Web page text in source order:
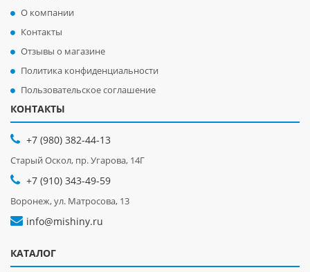
О компании
Контакты
Отзывы о магазине
Политика конфиденциальности
Пользовательское соглашение
КОНТАКТЫ
+7 (980) 382-44-13
Старый Оскол, пр. Угарова, 14Г
+7 (910) 343-49-59
Воронеж, ул. Матросова, 13
info@mishiny.ru
КАТАЛОГ